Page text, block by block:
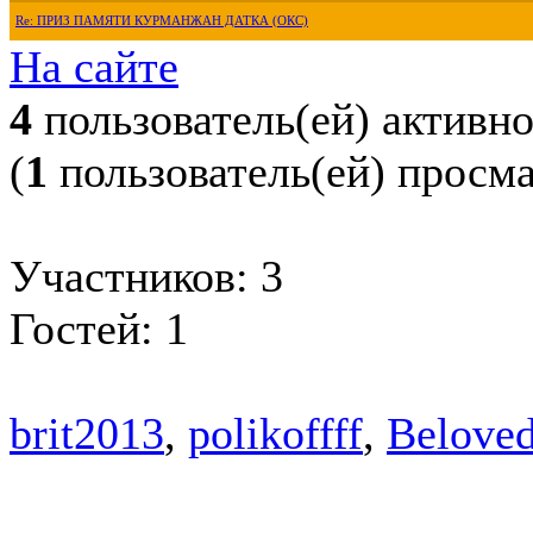
Re: ПРИЗ ПАМЯТИ КУРМАНЖАН ДАТКА (ОКС)
На сайте
4 пользователь(ей) активно
(1 пользователь(ей)
Участников: 3
Гостей: 1
brit2013, polikoffff,